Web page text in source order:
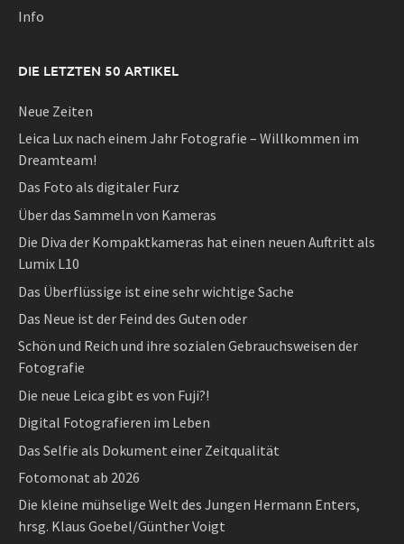
Info
DIE LETZTEN 50 ARTIKEL
Neue Zeiten
Leica Lux nach einem Jahr Fotografie – Willkommen im
Dreamteam!
Das Foto als digitaler Furz
Über das Sammeln von Kameras
Die Diva der Kompaktkameras hat einen neuen Auftritt als
Lumix L10
Das Überflüssige ist eine sehr wichtige Sache
Das Neue ist der Feind des Guten oder
Schön und Reich und ihre sozialen Gebrauchsweisen der
Fotografie
Die neue Leica gibt es von Fuji?!
Digital Fotografieren im Leben
Das Selfie als Dokument einer Zeitqualität
Fotomonat ab 2026
Die kleine mühselige Welt des Jungen Hermann Enters,
hrsg. Klaus Goebel/Günther Voigt